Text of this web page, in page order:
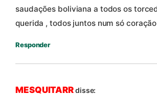
saudações boliviana a todos os
querida , todos juntos num só
Responder
MESQUITARRdisse: